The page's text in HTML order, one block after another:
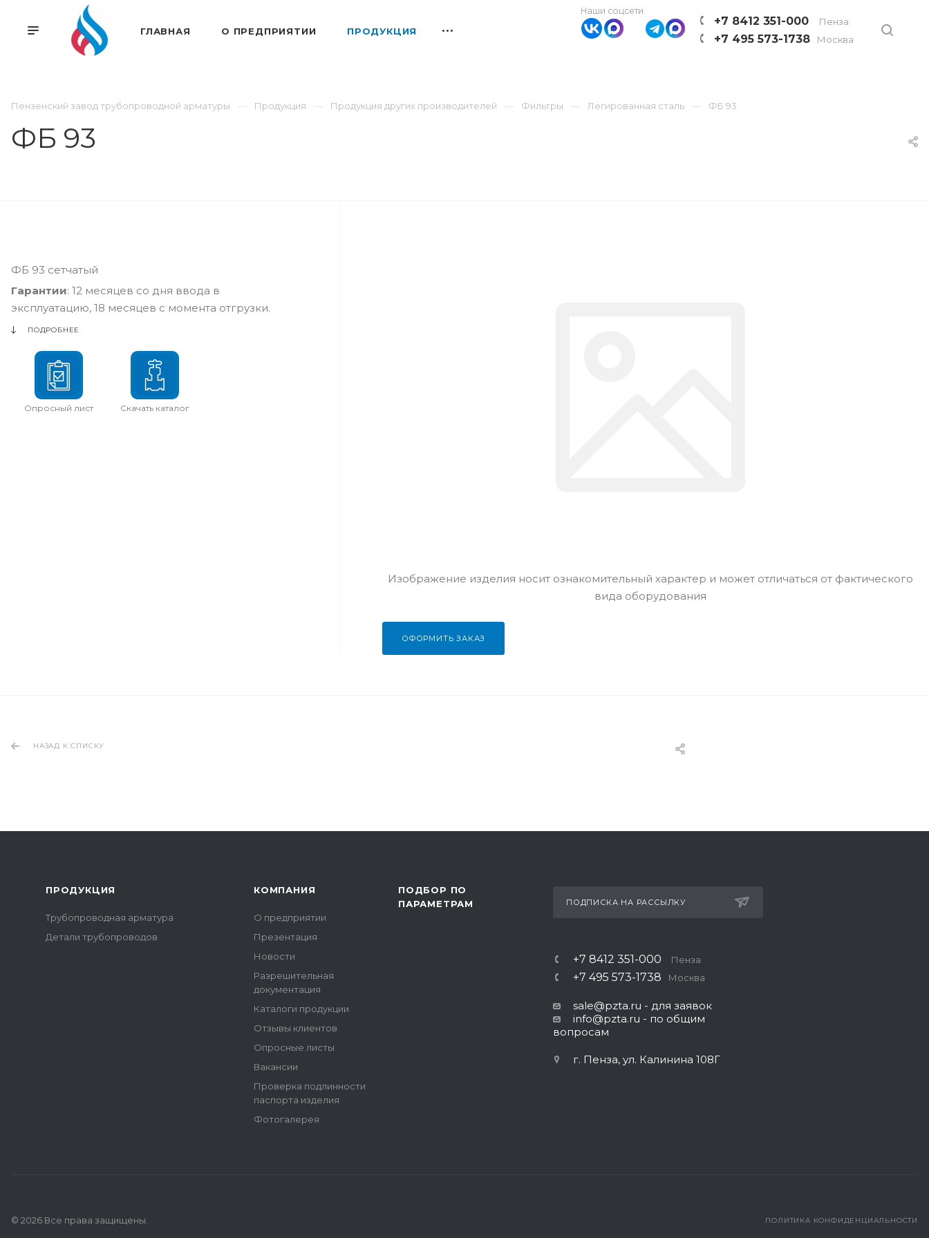
+7 8412 351-000 Пенза
+7 495 573-1738 Москва
Наши соцсети
ГЛАВНАЯ О ПРЕДПРИЯТИИ ПРОДУКЦИЯ
Пензенский завод трубопроводной арматуры Продукция Продукция других производителей Фильтры Легированная сталь ФБ 93
ФБ 93
ФБ 93 сетчатый
Гарантии: 12 месяцев со дня ввода в
эксплуатацию, 18 месяцев с момента отгрузки.
ПОДРОБНЕЕ
Опросный лист Скачать каталог
Изображение изделия носит ознакомительный характер и может отличаться от фактического
вида оборудования
ОФОРМИТЬ ЗАКАЗ
НАЗАД К СПИСКУ
ПРОДУКЦИЯ
Трубопроводная арматура
Детали трубопроводов
КОМПАНИЯ
О предприятии
Презентация
Новости
Разрешительная
документация
Каталоги продукции
Отзывы клиентов
Опросные листы
Вакансии
Проверка подлинности
паспорта изделия
Фотогалерея
ПОДБОР ПО
ПАРАМЕТРАМ
ПОДПИСКА НА РАССЫЛКУ
+7 8412 351-000 Пенза
+7 495 573-1738 Москва
sale@pzta.ru - для заявок
info@pzta.ru - по общим
вопросам
г. Пенза, ул. Калинина 108Г
ПОЛИТИКА КОНФИДЕНЦИАЛЬНОСТИ
© 2026 Все права защищены.